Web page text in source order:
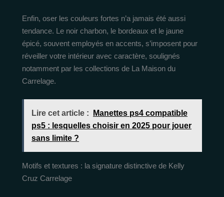
Enfin, oser les couleurs fortes n’a jamais été aussi
tendance. Le noir charbon, le bordeaux et le jaune
épicé, souvent employés en accents, s’imposent pour
réveiller votre intérieur avec caractère, soulignés
notamment par les collections de La Maison du
Carrelage.
Lire cet article :
Manettes ps4 compatible
ps5 : lesquelles choisir en 2025 pour jouer
sans limite ?
Motifs et textures : la signature distinctive de Kelly
Cruz Carrelage